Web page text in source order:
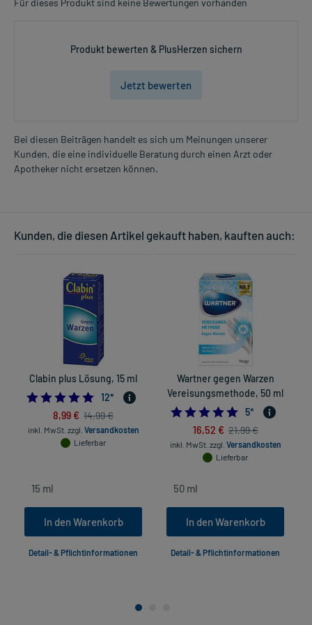
Für dieses Produkt sind keine Bewertungen vorhanden
Produkt bewerten & PlusHerzen sichern
Jetzt bewerten
Bei diesen Beiträgen handelt es sich um Meinungen unserer
Kunden, die eine individuelle Beratung durch einen Arzt oder
Apotheker nicht ersetzen können.
Kunden, die diesen Artikel gekauft haben, kauften auch:
Clabin plus Lösung, 15 ml
4.833333333333333
12*
8,99 € 14,99 €
inkl. MwSt. zzgl. Versandkosten
Lieferbar
In den Warenkorb
Detail- & Pflichtinformationen
Wartner gegen Warzen
Vereisungsmethode, 50 ml
5.0
5*
16,52 € 21,99 €
inkl. MwSt. zzgl. Versandkosten
Lieferbar
In den Warenkorb
Detail- & Pflichtinformationen